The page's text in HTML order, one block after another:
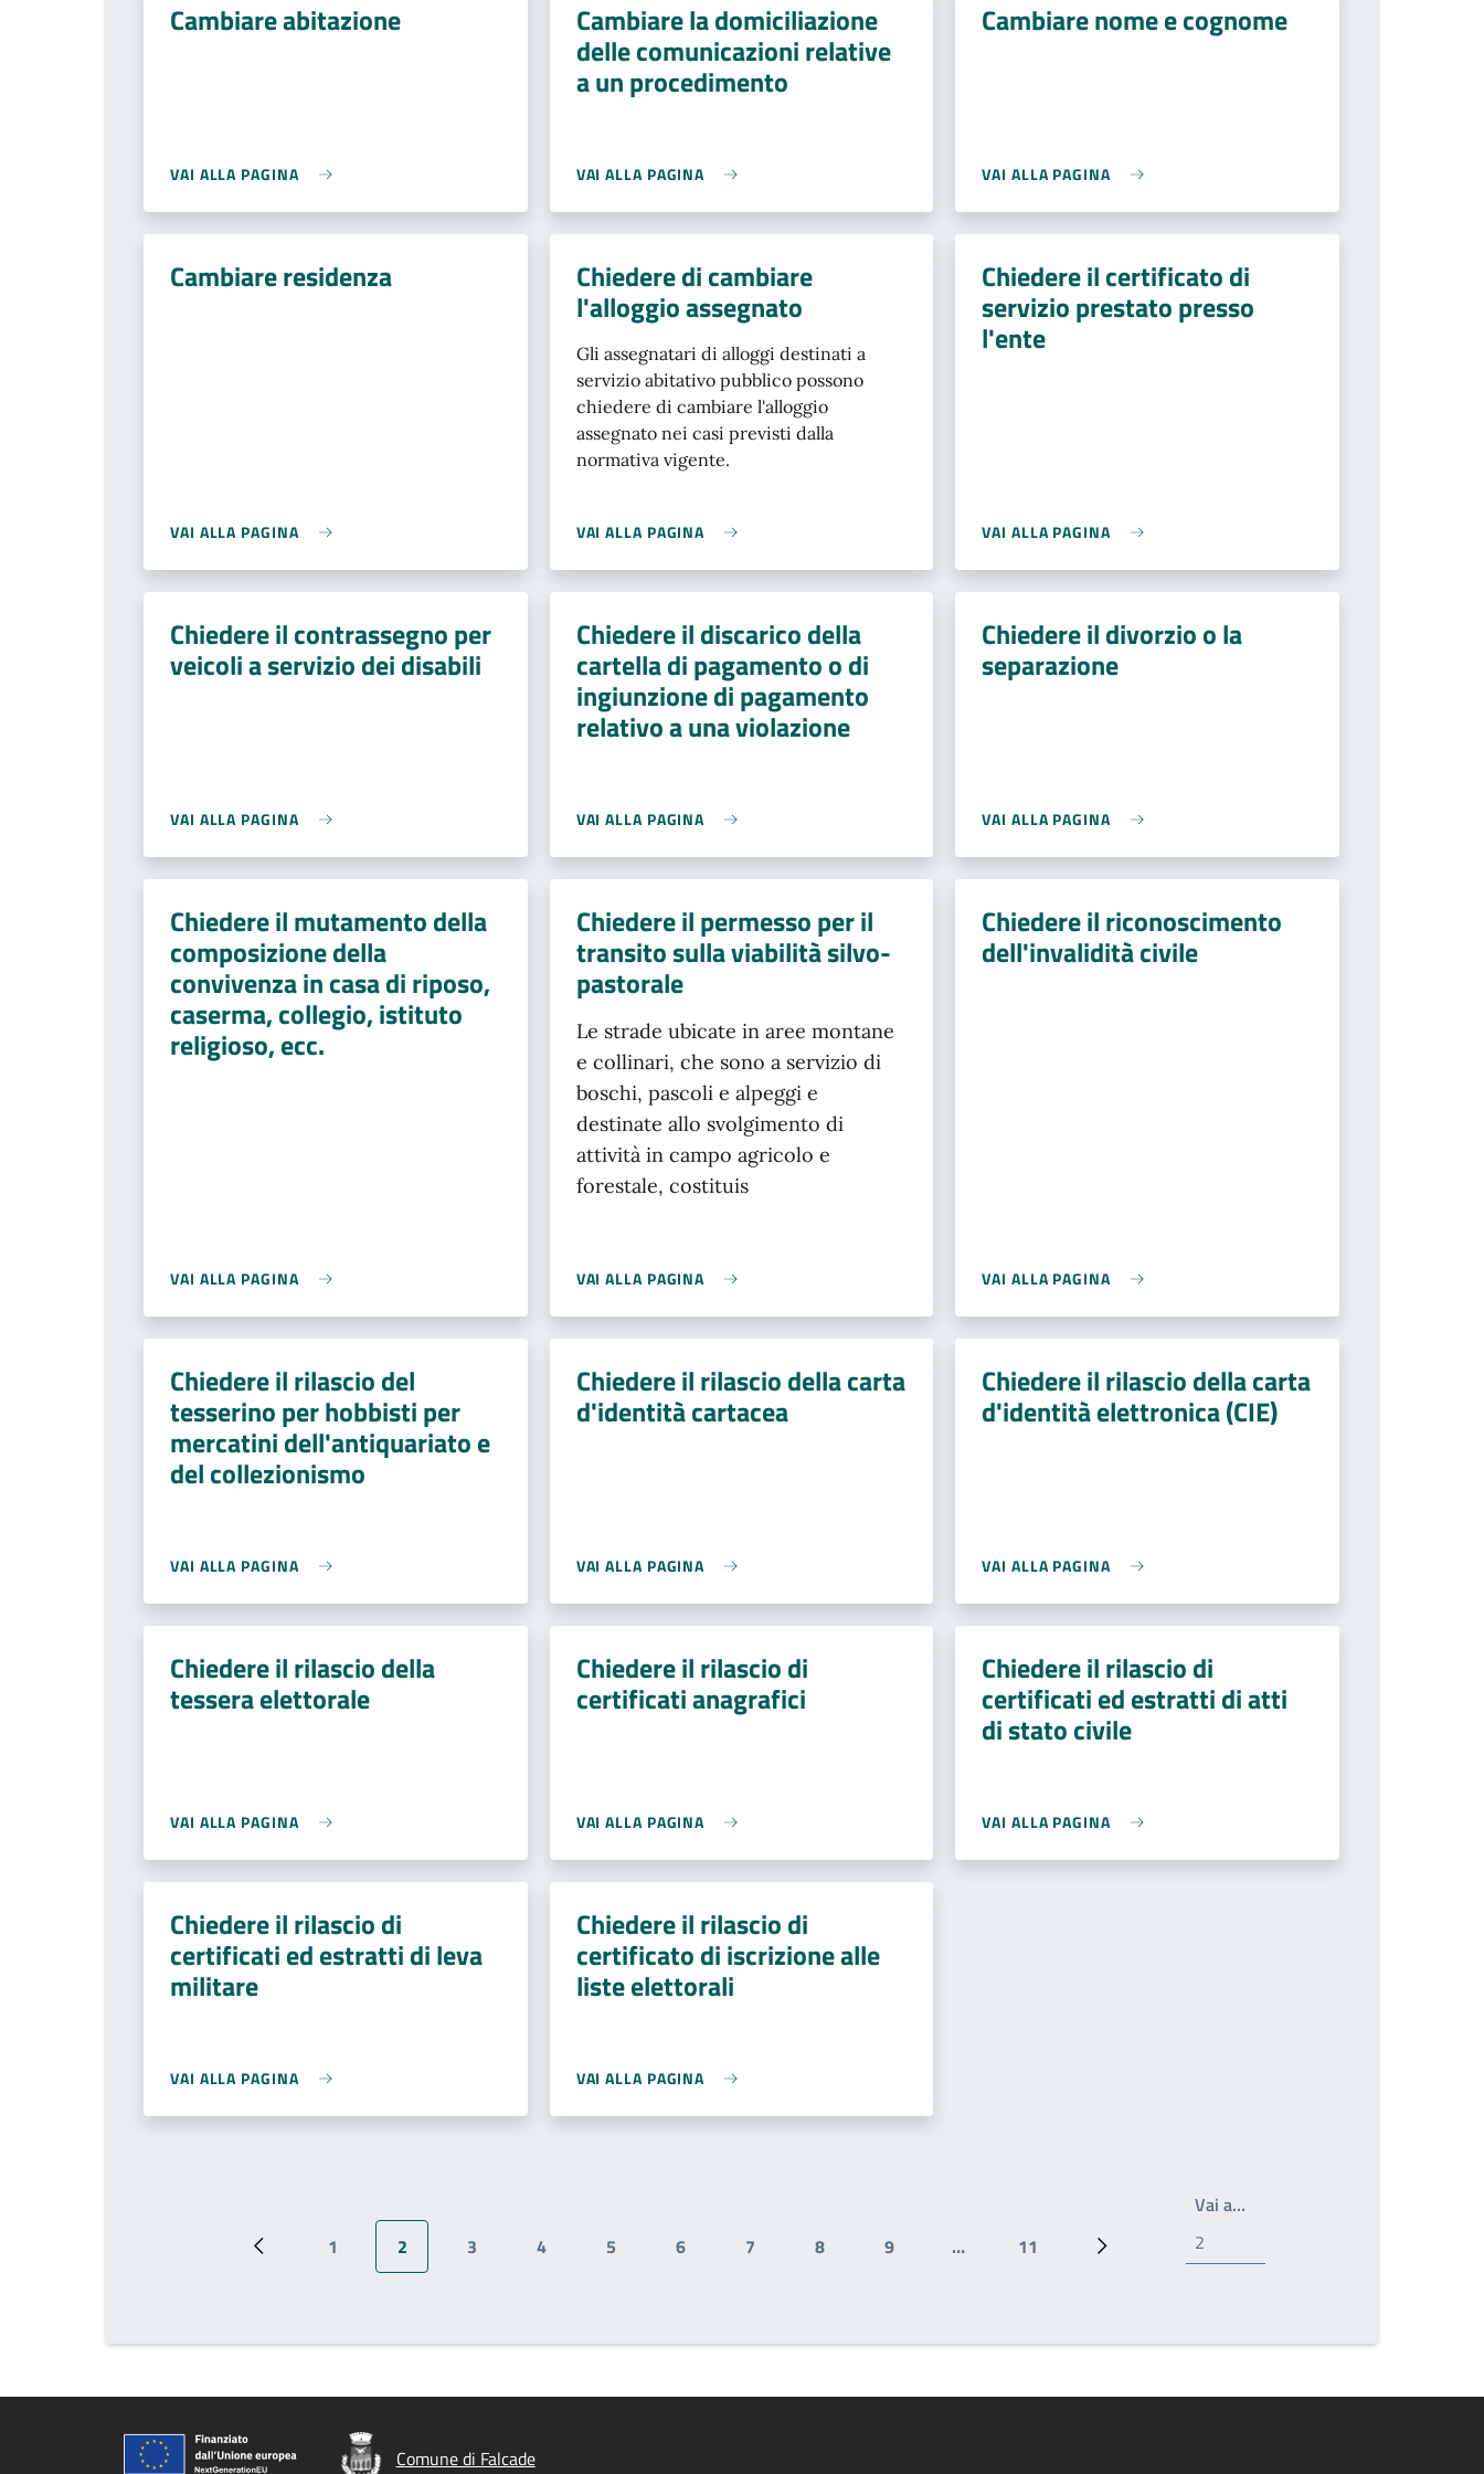
Cambiare abitazione
VAI ALLA PAGINA
Cambiare la domiciliazione
delle comunicazioni relative
a un procedimento
VAI ALLA PAGINA
Cambiare nome e cognome
VAI ALLA PAGINA
Cambiare residenza
VAI ALLA PAGINA
Chiedere di cambiare
l'alloggio assegnato
Gli assegnatari di alloggi destinati a
servizio abitativo pubblico possono
chiedere di cambiare l'alloggio
assegnato nei casi previsti dalla
normativa vigente.
VAI ALLA PAGINA
Chiedere il certificato di
servizio prestato presso
l'ente
VAI ALLA PAGINA
Chiedere il contrassegno per
veicoli a servizio dei disabili
VAI ALLA PAGINA
Chiedere il discarico della
cartella di pagamento o di
ingiunzione di pagamento
relativo a una violazione
VAI ALLA PAGINA
Chiedere il divorzio o la
separazione
VAI ALLA PAGINA
Chiedere il mutamento della
composizione della
convivenza in casa di riposo,
caserma, collegio, istituto
religioso, ecc.
VAI ALLA PAGINA
Chiedere il permesso per il
transito sulla viabilità silvo-
pastorale
Le strade ubicate in aree montane
e collinari, che sono a servizio di
boschi, pascoli e alpeggi e
destinate allo svolgimento di
attività in campo agricolo e
forestale, costituis
VAI ALLA PAGINA
Chiedere il riconoscimento
dell'invalidità civile
VAI ALLA PAGINA
Chiedere il rilascio del
tesserino per hobbisti per
mercatini dell'antiquariato e
del collezionismo
VAI ALLA PAGINA
Chiedere il rilascio della carta
d'identità cartacea
VAI ALLA PAGINA
Chiedere il rilascio della carta
d'identità elettronica (CIE)
VAI ALLA PAGINA
Chiedere il rilascio della
tessera elettorale
VAI ALLA PAGINA
Chiedere il rilascio di
certificati anagrafici
VAI ALLA PAGINA
Chiedere il rilascio di
certificati ed estratti di atti
di stato civile
VAI ALLA PAGINA
Chiedere il rilascio di
certificati ed estratti di leva
militare
VAI ALLA PAGINA
Chiedere il rilascio di
certificato di iscrizione alle
liste elettorali
VAI ALLA PAGINA
Pagina precedente
Pagina
1
Pagina attuale
2
Pagina
3
Pagina
4
Pagina
5
Pagina
6
Pagina
7
Pagina
8
Pagina
9 …
Ultima pagina
11
Prossima pagina
Vai a…
Comune di Falcade